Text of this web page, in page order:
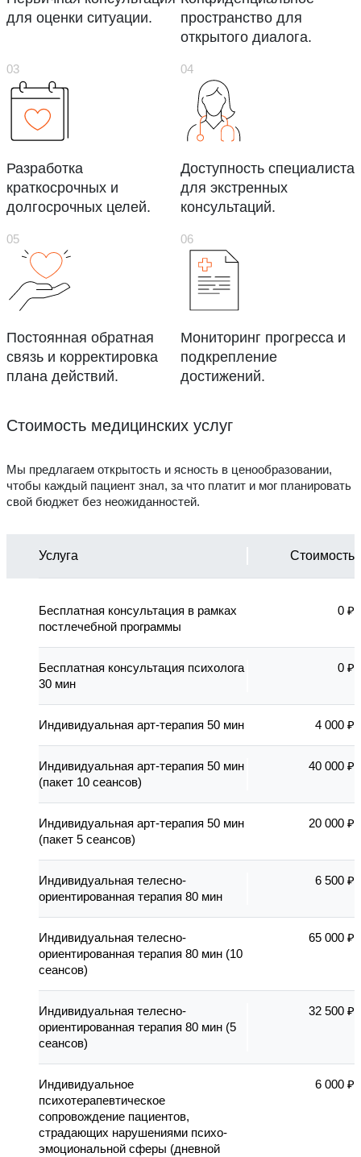
для оценки ситуации.
пространство для
открытого диалога.
Разработка
краткосрочных и
долгосрочных целей.
Доступность специалиста
для экстренных
консультаций.
Постоянная обратная
связь и корректировка
плана действий.
Мониторинг прогресса и
подкрепление
достижений.
Стоимость медицинских услуг
Мы предлагаем открытость и ясность в ценообразовании,
чтобы каждый пациент знал, за что платит и мог планировать
свой бюджет без неожиданностей.
Услуга Стоимость
Бесплатная консультация в рамках
постлечебной программы
0 ₽
Бесплатная консультация психолога
30 мин
0 ₽
Индивидуальная арт-терапия 50 мин 4 000 ₽
Индивидуальная арт-терапия 50 мин
(пакет 10 сеансов)
40 000 ₽
Индивидуальная арт-терапия 50 мин
(пакет 5 сеансов)
20 000 ₽
Индивидуальная телесно-
ориентированная терапия 80 мин
6 500 ₽
Индивидуальная телесно-
ориентированная терапия 80 мин (10
сеансов)
65 000 ₽
Индивидуальная телесно-
ориентированная терапия 80 мин (5
сеансов)
32 500 ₽
Индивидуальное
психотерапевтическое
сопровождение пациентов,
страдающих нарушениями психо-
эмоциональной сферы (дневной
6 000 ₽